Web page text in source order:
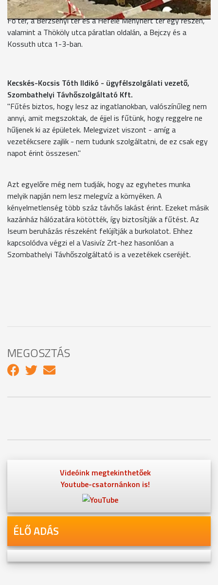
több ütemben szünetel a fűtési és a melegvíz-szolgáltatás a
Fő tér, a Berzsenyi tér és a Hefele Menyhért tér egy részén,
valamint a Thököly utca páratlan oldalán, a Bejczy és a
Kossuth utca 1-3-ban.
Kecskés-Kocsis Tóth Ildikó - ügyfélszolgálati vezető,
Szombathelyi Távhőszolgáltató Kft.
"Fűtés biztos, hogy lesz az ingatlanokban, valószínűleg nem
annyi, amit megszoktak, de éjjel is fűtünk, hogy reggelre ne
hűljenek ki az épületek. Melegvizet viszont - amíg a
vezetékcsere zajlik - nem tudunk szolgáltatni, de ez csak egy
napot érint összesen."
Azt egyelőre még nem tudják, hogy az egyhetes munka
melyik napján nem lesz melegvíz a környéken. A
kényelmetlenség több száz távhős lakást érint. Ezeket másik
kazánház hálózatára kötötték, így biztosítják a fűtést. Az
Iseum beruházás részeként felújítják a burkolatot. Ehhez
kapcsolódva végzi el a Vasivíz Zrt-hez hasonlóan a
Szombathelyi Távhőszolgáltató is a vezetékek cseréjét.
MEGOSZTÁS
Videóink megtekinthetőek
Youtube-csatornánkon is!
ÉLŐ ADÁS